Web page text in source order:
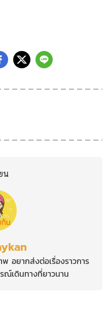
น
อยากส่งต่อเรื่องราวการ
ณ์เดินทางที่ยาวนาน